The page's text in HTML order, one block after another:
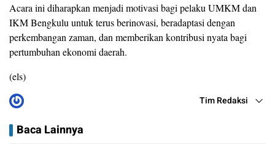
Acara ini diharapkan menjadi motivasi bagi pelaku UMKM dan
IKM Bengkulu untuk terus berinovasi, beradaptasi dengan
perkembangan zaman, dan memberikan kontribusi nyata bagi
pertumbuhan ekonomi daerah.
(els)
Tim Redaksi
Baca Lainnya